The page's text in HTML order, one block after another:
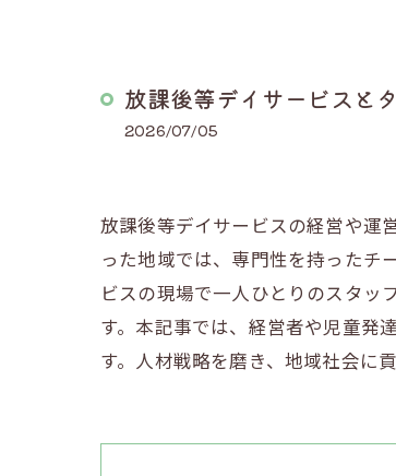
放課後等デイサービスと
2026/07/05
放課後等デイサービスの経営や運
った地域では、専門性を持ったチ
ビスの現場で一人ひとりのスタッ
す。本記事では、経営者や児童発
す。人材戦略を磨き、地域社会に